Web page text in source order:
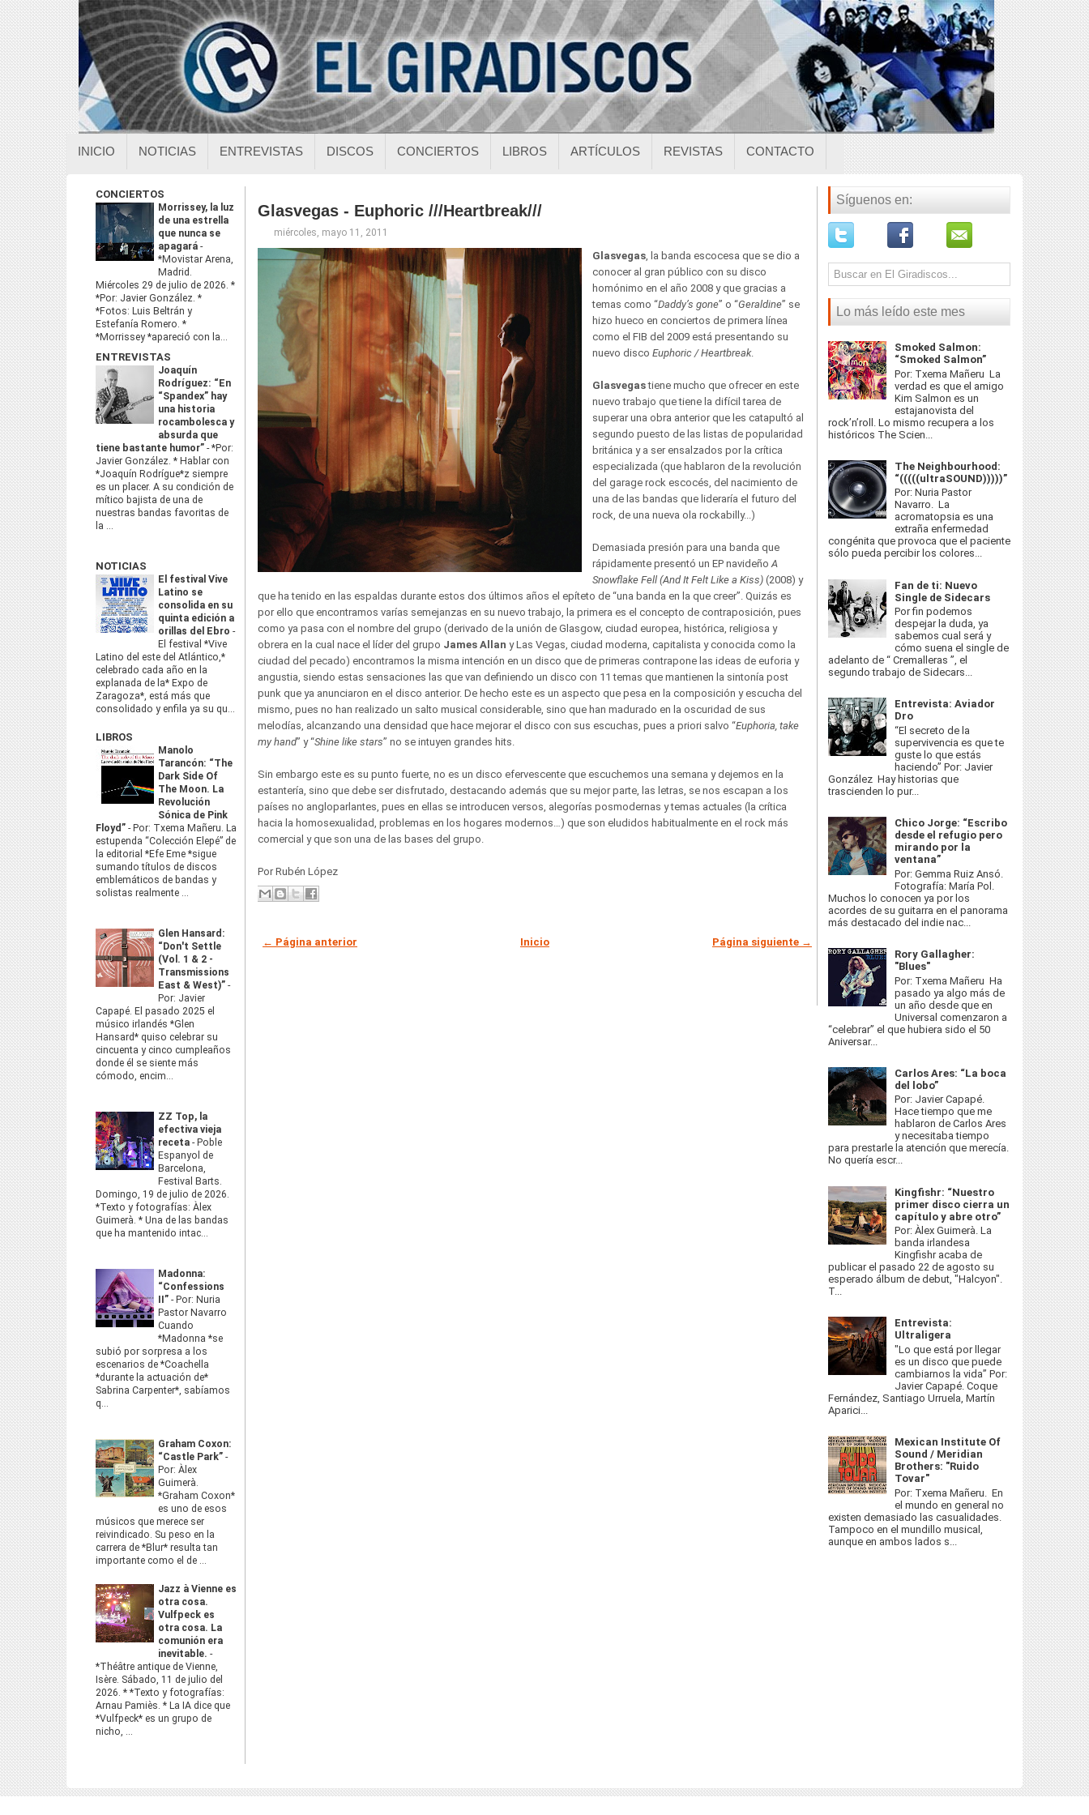
INICIO NOTICIAS ENTREVISTAS DISCOS CONCIERTOS LIBROS ARTÍCULOS REVISTAS CONTACTO
CONCIERTOS
Morrissey, la luz
de una estrella
que nunca se
apagará -
*Movistar Arena,
Madrid.
Miércoles 29 de julio de 2026. *
*Por: Javier González. *
*Fotos: Luis Beltrán y
Estefanía Romero. *
*Morrissey *apareció con la...
ENTREVISTAS
Joaquín
Rodríguez: “En
“Spandex” hay
una historia
rocambolesca y
absurda que
tiene bastante humor” -*Por:
Javier González. * Hablar con
*Joaquín Rodrígue*z siempre
es un placer. A su condición de
mítico bajista de una de
nuestras bandas favoritas de
la ...
NOTICIAS
El festival Vive
Latino se
consolida en su
quinta edición a
orillas del Ebro -
El festival *Vive
Latino del este del Atlántico,*
celebrado cada año en la
explanada de la* Expo de
Zaragoza*, está más que
consolidado y enfila ya su qu...
LIBROS
Manolo
Tarancón: “The
Dark Side Of
The Moon. La
Revolución
Sónica de Pink
Floyd” - Por: Txema Mañeru. La
estupenda “Colección Elepé” de
la editorial *Efe Eme *sigue
sumando títulos de discos
emblemáticos de bandas y
solistas realmente ...
Glen Hansard:
“Don't Settle
(Vol. 1 & 2 -
Transmissions
East & West)” -
Por: Javier
Capapé. El pasado 2025 el
músico irlandés *Glen
Hansard* quiso celebrar su
cincuenta y cinco cumpleaños
donde él se siente más
cómodo, encim...
ZZ Top, la
efectiva vieja
receta - Poble
Espanyol de
Barcelona,
Festival Barts.
Domingo, 19 de julio de 2026.
*Texto y fotografías: Àlex
Guimerà. * Una de las bandas
que ha mantenido intac...
Madonna:
“Confessions
II” - Por: Nuria
Pastor Navarro
Cuando
*Madonna *se
subió por sorpresa a los
escenarios de *Coachella
*durante la actuación de*
Sabrina Carpenter*, sabíamos
q...
Graham Coxon:
“Castle Park” -
Por: Àlex
Guimerà.
*Graham Coxon*
es uno de esos
músicos que merece ser
reivindicado. Su peso en la
carrera de *Blur* resulta tan
importante como el de ...
Jazz à Vienne es
otra cosa.
Vulfpeck es
otra cosa. La
comunión era
inevitable. -
*Théâtre antique de Vienne,
Isère. Sábado, 11 de julio del
2026. * *Texto y fotografías:
Arnau Pamiès. * La IA dice que
*Vulfpeck* es un grupo de
nicho, ...
Glasvegas - Euphoric ///Heartbreak///
miércoles, mayo 11, 2011
Glasvegas, la banda escocesa que se dio a
conocer al gran público con su disco
homónimo en el año 2008 y que gracias a
temas como “Daddy’s gone” o “Geraldine” se
hizo hueco en conciertos de primera línea
como el FIB del 2009 está presentando su
nuevo disco Euphoric / Heartbreak.
Glasvegastiene mucho que ofrecer en este
nuevo trabajo que tiene la difícil tarea de
superar una obra anterior que les catapultó al
segundo puesto de las listas de popularidad
británica y a ser ensalzados por la crítica
especializada (que hablaron de la revolución
del garage rock escocés, del nacimiento de
una de las bandas que lideraría el futuro del
rock, de una nueva ola rockabilly...)
Demasiada presión para una banda que
rápidamente presentó un EP navideñoA
Snowflake Fell (And It Felt Like a Kiss) (2008) y
que ha tenido en las espaldas durante estos dos últimos años el epíteto de “una banda en la que creer”. Quizás es
por ello que encontramos varías semejanzas en su nuevo trabajo, la primera es el concepto de contraposición, pues
como ya pasa con el nombre del grupo (derivado de la unión de Glasgow, ciudad europea, histórica, religiosa y
obrera en la cual nace el líder del grupo James Allan y Las Vegas, ciudad moderna, capitalista y conocida como la
ciudad del pecado) encontramos la misma intención en un disco que de primeras contrapone las ideas de euforia y
angustia, siendo estas sensaciones las que van definiendo un disco con 11 temas que mantienen la sintonía post
punk que ya anunciaron en el disco anterior. De hecho este es un aspecto que pesa en la composición y escucha del
mismo, pues no han realizado un salto musical considerable, sino que han madurado en la oscuridad de sus
melodías, alcanzando una densidad que hace mejorar el disco con sus escuchas, pues a priori salvo “Euphoria, take
my hand” y “Shine like stars” no se intuyen grandes hits.
Sin embargo este es su punto fuerte, no es un disco efervescente que escuchemos una semana y dejemos en la
estantería, sino que debe ser disfrutado, destacando además que su mejor parte, las letras, se nos escapan a los
países no angloparlantes, pues en ellas se introducen versos, alegorías posmodernas y temas actuales (la crítica
hacia la homosexualidad, problemas en los hogares modernos…) que son eludidos habitualmente en el rock más
comercial y que son una de las bases del grupo.
Por Rubén López
← Página anterior Página siguiente →
Inicio
Síguenos en:
Lo más leído este mes
Smoked Salmon:
“Smoked Salmon”
Por: Txema Mañeru La
verdad es que el amigo
Kim Salmon es un
estajanovista del
rock’n’roll. Lo mismo recupera a los
históricos The Scien...
The Neighbourhood:
“(((((ultraSOUND)))))”
Por: Nuria Pastor
Navarro. La
acromatopsia es una
extraña enfermedad
congénita que provoca que el paciente
sólo pueda percibir los colores...
Fan de ti: Nuevo
Single de Sidecars
Por fin podemos
despejar la duda, ya
sabemos cual será y
cómo suena el single de
adelanto de “ Cremalleras ”, el
segundo trabajo de Sidecars...
Entrevista: Aviador
Dro
“El secreto de la
supervivencia es que te
guste lo que estás
haciendo” Por: Javier
González Hay historias que
trascienden lo pur...
Chico Jorge: “Escribo
desde el refugio pero
mirando por la
ventana”
Por: Gemma Ruiz Ansó.
Fotografía: María Pol.
Muchos lo conocen ya por los
acordes de su guitarra en el panorama
más destacado del indie nac...
Rory Gallagher:
"Blues"
Por: Txema Mañeru Ha
pasado ya algo más de
un año desde que en
Universal comenzaron a
“celebrar” el que hubiera sido el 50
Aniversar...
Carlos Ares: “La boca
del lobo”
Por: Javier Capapé.
Hace tiempo que me
hablaron de Carlos Ares
y necesitaba tiempo
para prestarle la atención que merecía.
No quería escr...
Kingfishr: “Nuestro
primer disco cierra un
capítulo y abre otro”
Por: Àlex Guimerà. La
banda irlandesa
Kingfishr acaba de
publicar el pasado 22 de agosto su
esperado álbum de debut, "Halcyon".
T...
Entrevista:
Ultraligera
"Lo que está por llegar
es un disco que puede
cambiarnos la vida” Por:
Javier Capapé. Coque
Fernández, Santiago Urruela, Martín
Aparici...
Mexican Institute Of
Sound / Meridian
Brothers: "Ruido
Tovar"
Por: Txema Mañeru. En
el mundo en general no
existen demasiado las casualidades.
Tampoco en el mundillo musical,
aunque en ambos lados s...